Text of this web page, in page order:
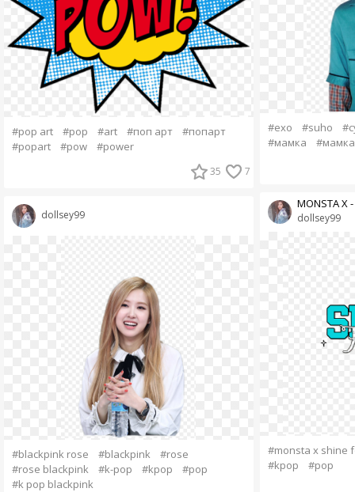
#pop art #pop #art #поп арт
#попарт
#popart
#pow #power
35 7
dollsey99
#blackpink rose #blackpink
#rose
#rose blackpink
#k-pop #kpop
#pop
#k pop blackpink
#exo #suho
#мамка
#мамка
dollsey99
MONSTA X -
#monsta x shine
#kpop
#pop